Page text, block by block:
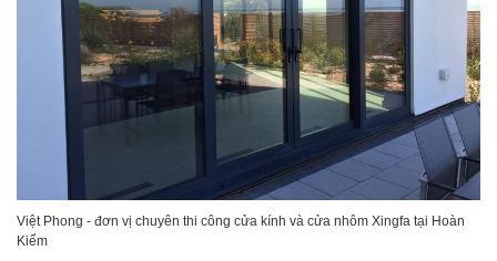
Việt Phong - đơn vị chuyên thi công cửa kính và cửa nhôm Xingfa tại Hoàn
Kiếm